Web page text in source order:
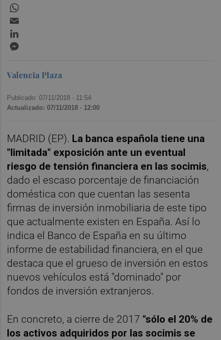
Valencia Plaza
Publicado: 07/11/2018 · 11:54
Actualizado: 07/11/2018 · 12:00
MADRID (EP). La banca española tiene una
"limitada" exposición ante un eventual
riesgo de tensión financiera en las socimis,
dado el escaso porcentaje de financiación
doméstica con que cuentan las sesenta
firmas de inversión inmobiliaria de este tipo
que actualmente existen en España. Así lo
indica el Banco de España en su último
informe de estabilidad financiera, en el que
destaca que el grueso de inversión en estos
nuevos vehículos está "dominado" por
fondos de inversión extranjeros.
En concreto, a cierre de 2017 "sólo el 20% de
los activos adquiridos por las socimis se